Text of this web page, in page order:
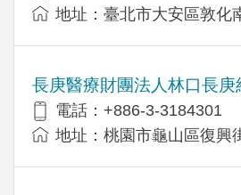
地址：臺北市大安區敦化
長庚醫療財團法人林口長庚
電話：+886-3-3184301
地址：桃園市龜山區復興